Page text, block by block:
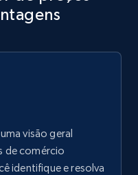
Initial
by using
visão geral
de comércio
identifique e resolva